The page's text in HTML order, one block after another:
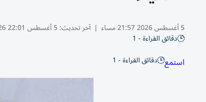
5 أغسطس 2026 21:57 مساء | آخر تحديث:5 أغسطس 22:01 2026
دقائق القراءة - 1
استمع دقائق القراءة - 1